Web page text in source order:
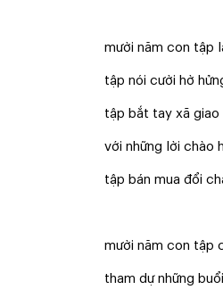
mười năm con tập
tập nói cười hờ
tập bắt tay xã giao
với những lời chào
tập bán mua đổi
mười năm con tập
tham dự những